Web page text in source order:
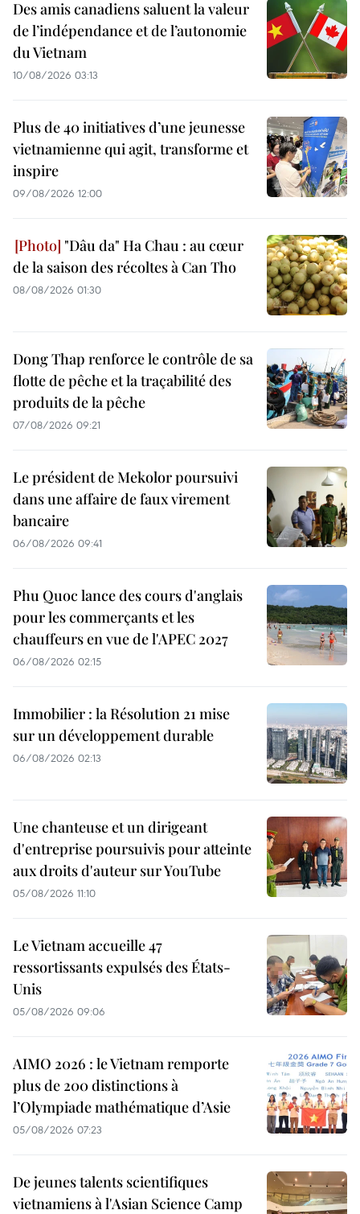
Des amis canadiens saluent la valeur
de l’indépendance et de l’autonomie
du Vietnam
10/08/2026 03:13
Plus de 40 initiatives d’une jeunesse
vietnamienne qui agit, transforme et
inspire
09/08/2026 12:00
"Dâu da" Ha Chau : au cœur
de la saison des récoltes à Can Tho
08/08/2026 01:30
Dong Thap renforce le contrôle de sa
flotte de pêche et la traçabilité des
produits de la pêche
07/08/2026 09:21
Le président de Mekolor poursuivi
dans une affaire de faux virement
bancaire
06/08/2026 09:41
Phu Quoc lance des cours d'anglais
pour les commerçants et les
chauffeurs en vue de l'APEC 2027
06/08/2026 02:15
Immobilier : la Résolution 21 mise
sur un développement durable
06/08/2026 02:13
Une chanteuse et un dirigeant
d'entreprise poursuivis pour atteinte
aux droits d'auteur sur YouTube
05/08/2026 11:10
Le Vietnam accueille 47
ressortissants expulsés des États-
Unis
05/08/2026 09:06
AIMO 2026 : le Vietnam remporte
plus de 200 distinctions à
l’Olympiade mathématique d’Asie
05/08/2026 07:23
De jeunes talents scientifiques
vietnamiens à l'Asian Science Camp